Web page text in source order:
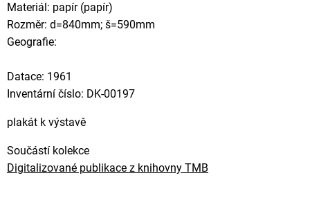
Materiál: papír (papír)
Rozměr: d=840mm; š=590mm
Geografie:
Datace: 1961
Inventární číslo: DK-00197
plakát k výstavě
Součástí kolekce
Digitalizované publikace z knihovny TMB